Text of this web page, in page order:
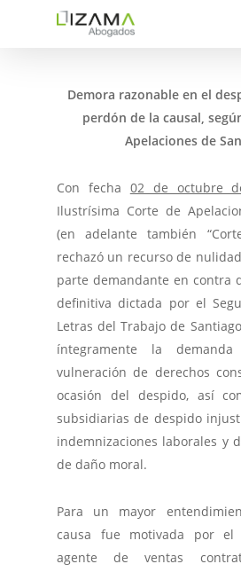
Demora razonable en el
perdón de la causal,
Apelaciones de
Con fecha 02 de octubre
Ilustrísima Corte de
(en adelante también
rechazó un recurso de
parte demandante en contra
definitiva dictada por el
Letras del Trabajo de
íntegramente la
vulneración de derechos
ocasión del despido, así
subsidiarias de despido
indemnizaciones laborales y
de daño moral.
Para un mayor
causa fue motivada por
agente de ventas